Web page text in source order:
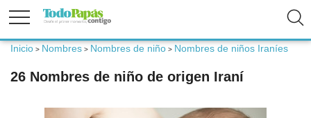
Embarazo
Inicio > Nombres > Nombres de niño > Nombres de niños Iraníes
26 Nombres de niño de origen Iraní